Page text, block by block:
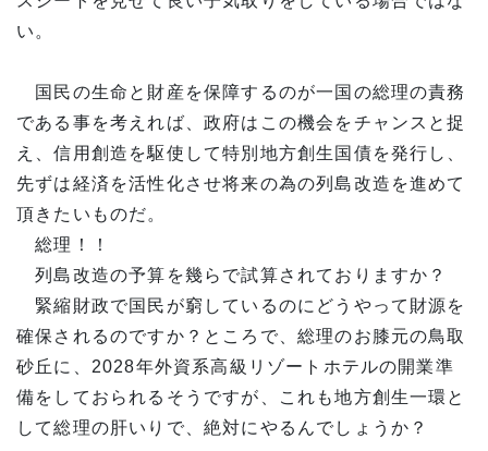
い。
国民の生命と財産を保障するのが一国の総理の責務
である事を考えれば、政府はこの機会をチャンスと捉
え、信用創造を駆使して特別地方創生国債を発行し、
先ずは経済を活性化させ将来の為の列島改造を進めて
頂きたいものだ。
総理！！
列島改造の予算を幾らで試算されておりますか？
緊縮財政で国民が窮しているのにどうやって財源を
確保されるのですか？ところで、総理のお膝元の鳥取
砂丘に、2028年外資系高級リゾートホテルの開業準
備をしておられるそうですが、これも地方創生一環と
して総理の肝いりで、絶対にやるんでしょうか？